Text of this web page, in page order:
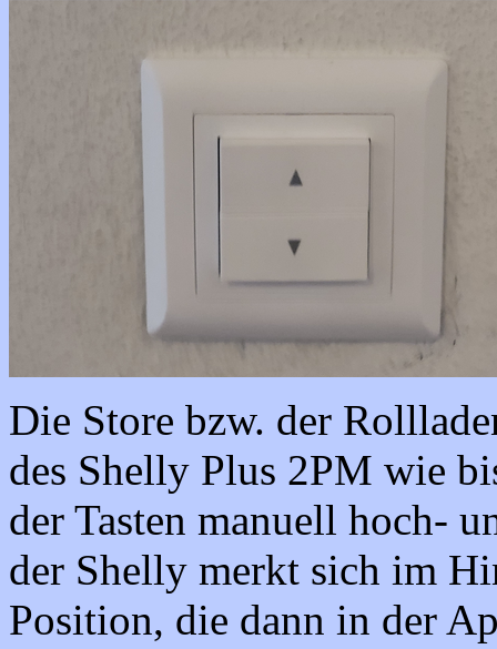
Die Store bzw. der
des Shelly Plus 2PM wie
der Tasten manuell hoch-
der Shelly merkt sich im
Position, die dann in der